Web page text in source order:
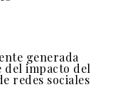
generada
del impacto del
redes sociales